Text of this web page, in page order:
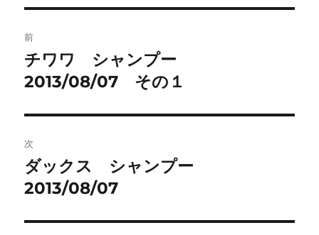
o
k
稿
ナ
ビ
ゲ
ー
前
前
の
稿:
チワワ シャンプー
2013/08/07 その１
次
次
の
稿:
ダックス シャンプー
2013/08/07